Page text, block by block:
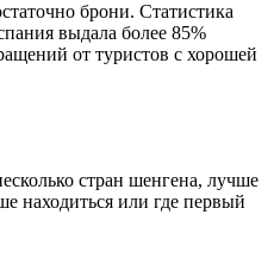
брони. Статистика
выдала более 85%
от туристов с хорошей
стран шенгена, лучше
находиться или где первый